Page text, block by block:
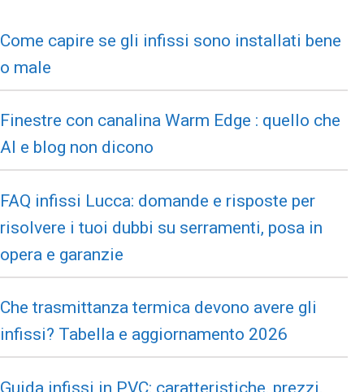
Come capire se gli infissi sono installati bene
o male
Finestre con canalina Warm Edge : quello che
AI e blog non dicono
FAQ infissi Lucca: domande e risposte per
risolvere i tuoi dubbi su serramenti, posa in
opera e garanzie
Che trasmittanza termica devono avere gli
infissi? Tabella e aggiornamento 2026
Guida infissi in PVC: caratteristiche, prezzi,